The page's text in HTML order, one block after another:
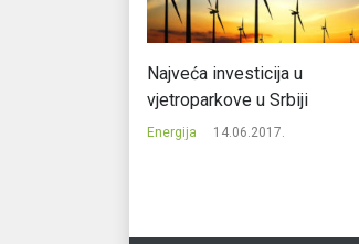
Najveća investicija u
vjetroparkove u Srbiji
Energija 14.06.2017.